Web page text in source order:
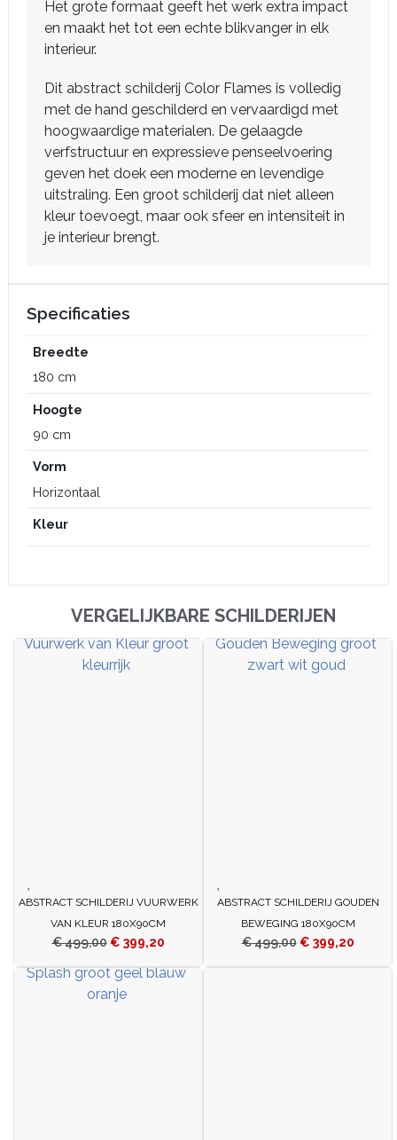
Het grote formaat geeft het werk extra impact
en maakt het tot een echte blikvanger in elk
interieur.
Dit abstract schilderij Color Flames is volledig
met de hand geschilderd en vervaardigd met
hoogwaardige materialen. De gelaagde
verfstructuur en expressieve penseelvoering
geven het doek een moderne en levendige
uitstraling. Een groot schilderij dat niet alleen
kleur toevoegt, maar ook sfeer en intensiteit in
je interieur brengt.
Specificaties
Breedte
180 cm
Hoogte
90 cm
Vorm
Horizontaal
Kleur
VERGELIJKBARE SCHILDERIJEN
ABSTRACT SCHILDERIJ VUURWERK
VAN KLEUR 180X90CM
€499,00 € 399,20
ABSTRACT SCHILDERIJ GOUDEN
BEWEGING 180X90CM
€499,00 € 399,20